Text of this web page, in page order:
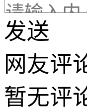
发送
网友评
暂无评